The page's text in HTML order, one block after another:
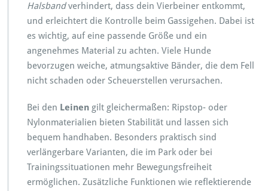
Halsbandverhindert, dass dein Vierbeiner entkommt,
und erleichtert die Kontrolle beim Gassigehen. Dabei ist
es wichtig, auf eine passende Größe und ein
angenehmes Material zu achten. Viele Hunde
bevorzugen weiche, atmungsaktive Bänder, die dem Fell
nicht schaden oder Scheuerstellen verursachen.
Bei den Leinen gilt gleichermaßen: Ripstop- oder
Nylonmaterialien bieten Stabilität und lassen sich
bequem handhaben. Besonders praktisch sind
verlängerbare Varianten, die im Park oder bei
Trainingssituationen mehr Bewegungsfreiheit
ermöglichen. Zusätzliche Funktionen wie reflektierende